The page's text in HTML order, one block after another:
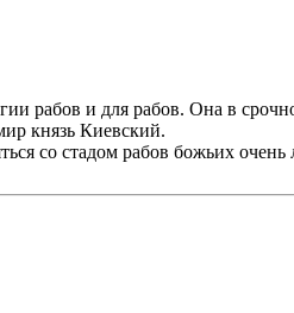
рабов и для рабов. Она в
князь Киевский.
со стадом рабов божьих